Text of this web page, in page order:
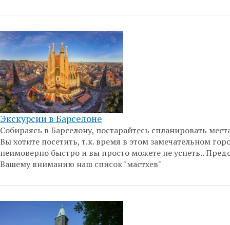
Экскурсии в Барселоне
Собираясь в Барселону, постарайтесь спланировать
Вы хотите посетить, т.к. время в этом замечательном
неимоверно быстро и вы просто можете не успеть..
Вашему вниманию наш список "мастхев"